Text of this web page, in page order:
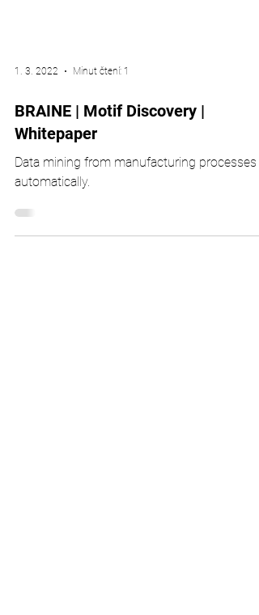
BRAINE | Motif Discovery |
Whitepaper
Data mining from manufacturing processes